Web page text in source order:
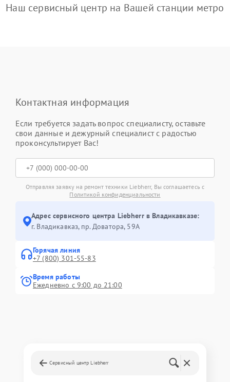
Наш сервисный центр на Вашей станции метро
Контактная информация
Если требуется задать вопрос специалисту, оставьте
свои данные и дежурный специалист с радостью
проконсультирует Вас!
Отправляя заявку на ремонт техники Liebherr, Вы соглашаетесь с
Политикой конфиденциальности
Адрес сервисного центра Liebherr в Владикавказе:
г. Владикавказ, пр. Доватора, 59А
Горячая линия
+7 (800) 301-55-83
Время работы
Ежедневно с 9:00 до 21:00
Сервисный центр Liebherr